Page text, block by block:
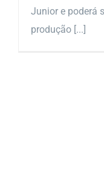
Junior e poderá
produção [...]